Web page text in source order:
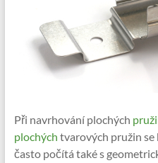
Při navrhování plochých
plochých tvarových pružin se
často počítá také s